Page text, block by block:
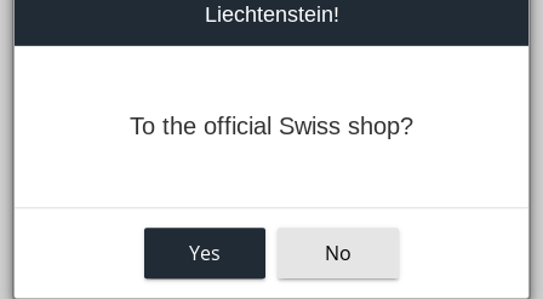
Im Frühling beginnt das Spiel von vorn. Die Schonzeit ist
vorbei, die Hechte ziehen aus ihrer Winterruhe in die
ihr. Doch wer denkt, man kann jetzt einfach
SO VERHÄLT SICH DER HECHT IM
Liechtenstein!
To the official Swiss shop?
Yes No